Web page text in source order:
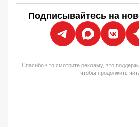
Подписывайтесь на
Спасибо что смотрите рекламу, это
чтобы продолжить